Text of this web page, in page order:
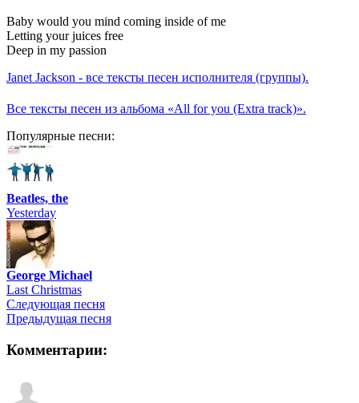
Baby would you mind coming inside of me
Letting your juices free
Deep in my passion
Janet Jackson - все тексты песен исполнителя (группы).
Все тексты песен из альбома «All for you (Extra track)».
Популярные песни:
Beatles, the
Yesterday
George Michael
Last Christmas
Следующая песня
Предыдущая песня
Комментарии: